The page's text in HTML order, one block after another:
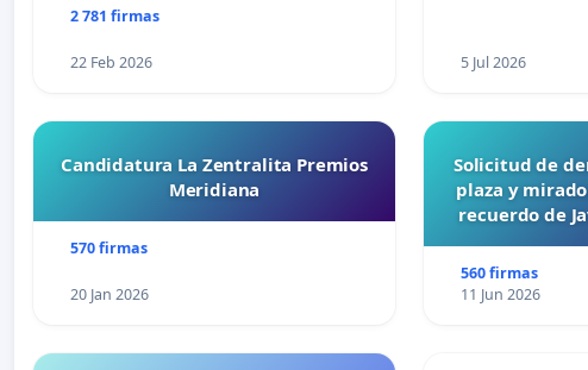
2 781 firmas
22 Feb 2026 5 Jul 2026
Candidatura La Zentralita Premios
Meridiana
570 firmas
20 Jan 2026
Solicitud de
plaza y
recuerdo de
560 firmas
11 Jun 2026